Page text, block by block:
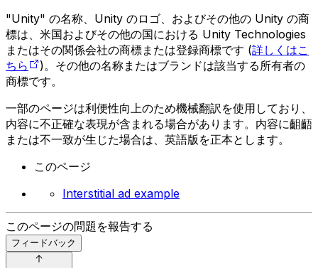
"Unity" の名称、Unity のロゴ、およびその他の Unity の商
標は、米国およびその他の国における Unity Technologies
またはその関係会社の商標または登録商標です (詳しくはこ
ちら
)。その他の名称またはブランドは該当する所有者の
商標です。
一部のページは利便性向上のため機械翻訳を使用しており、
内容に不正確な表現が含まれる場合があります。内容に齟齬
または不一致が生じた場合は、英語版を正本とします。
このページ
Interstitial ad example
このページの問題を報告する
フィードバック